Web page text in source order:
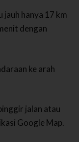
jauh hanya 17 km
dengan
ke arah
jalan atau
Google Map.